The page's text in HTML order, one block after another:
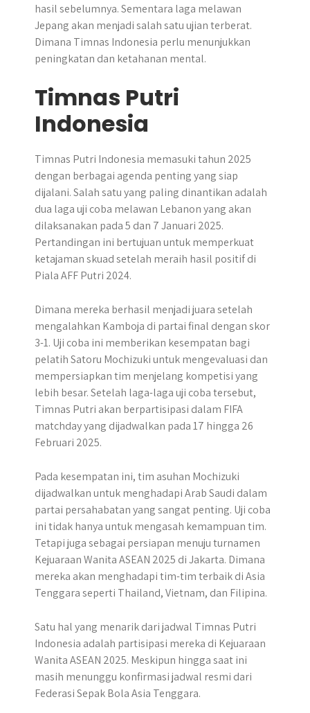
hasil sebelumnya. Sementara laga melawan
Jepang akan menjadi salah satu ujian terberat.
Dimana Timnas Indonesia perlu menunjukkan
peningkatan dan ketahanan mental.
Timnas Putri
Indonesia
​Timnas Putri Indonesia memasuki tahun 2025
dengan berbagai agenda penting yang siap
dijalani. Salah satu yang paling dinantikan adalah
dua laga uji coba melawan Lebanon yang akan
dilaksanakan pada 5 dan 7 Januari 2025.
Pertandingan ini bertujuan untuk memperkuat
ketajaman skuad setelah meraih hasil positif di
Piala AFF Putri 2024.
Dimana mereka berhasil menjadi juara setelah
mengalahkan Kamboja di partai final dengan skor
3-1. Uji coba ini memberikan kesempatan bagi
pelatih Satoru Mochizuki untuk mengevaluasi dan
mempersiapkan tim menjelang kompetisi yang
lebih besar. Setelah laga-laga uji coba tersebut,
Timnas Putri akan berpartisipasi dalam FIFA
matchday yang dijadwalkan pada 17 hingga 26
Februari 2025.
Pada kesempatan ini, tim asuhan Mochizuki
dijadwalkan untuk menghadapi Arab Saudi dalam
partai persahabatan yang sangat penting. Uji coba
ini tidak hanya untuk mengasah kemampuan tim.
Tetapi juga sebagai persiapan menuju turnamen
Kejuaraan Wanita ASEAN 2025 di Jakarta. Dimana
mereka akan menghadapi tim-tim terbaik di Asia
Tenggara seperti Thailand, Vietnam, dan Filipina.
Satu hal yang menarik dari jadwal Timnas Putri
Indonesia adalah partisipasi mereka di Kejuaraan
Wanita ASEAN 2025. Meskipun hingga saat ini
masih menunggu konfirmasi jadwal resmi dari
Federasi Sepak Bola Asia Tenggara.